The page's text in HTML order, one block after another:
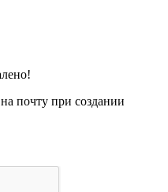
почту при создании